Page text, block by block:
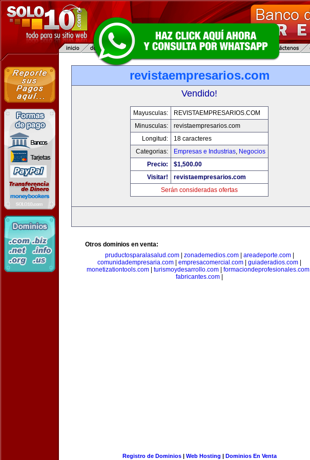
revistaempresarios.com
Vendido!
Mayusculas:
REVISTAEMPRESARIOS.COM
Minusculas:
revistaempresarios.com
Longitud:
18 caracteres
Categorias:
Empresas e Industrias, Negocios
Precio:
$1,500.00
Visitar!
revistaempresarios.com
Serán consideradas ofertas
Otros dominios en venta:
pruductosparalasalud.com| zonademedios.com| areadeporte.com|
comunidadempresaria.com
empresacomercial.com guiaderadios.com
monetizationtools.com| turismoydesarrollo.com| formaciondeprofesionales.com|
fabricantes.com
Registro de Dominios| Web Hosting | Dominios En Venta